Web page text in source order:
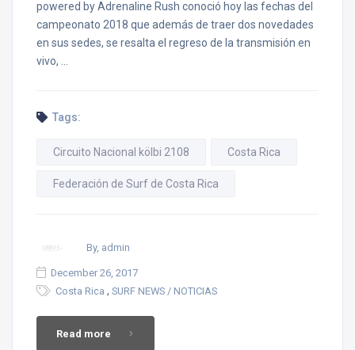
powered by Adrenaline Rush conoció hoy las fechas del
campeonato 2018 que además de traer dos novedades
en sus sedes, se resalta el regreso de la transmisión en
vivo, …
Tags:
Circuito Nacional kölbi 2108 Costa Rica
Federación de Surf de Costa Rica
By, admin
December 26, 2017
Costa Rica , SURF NEWS / NOTICIAS
Read more